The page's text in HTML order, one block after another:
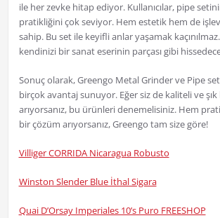
ile her zevke hitap ediyor. Kullanıcılar, pipe
pratikliğini çok seviyor. Hem estetik hem de
sahip. Bu set ile keyifli anlar yaşamak
kendinizi bir sanat eserinin parçası gibi
Sonuç olarak, Greengo Metal Grinder ve Pipe
birçok avantaj sunuyor. Eğer siz de kaliteli ve
arıyorsanız, bu ürünleri denemelisiniz. Hem
bir çözüm arıyorsanız, Greengo tam size göre!
Villiger CORRIDA Nicaragua Robusto
Winston Slender Blue İthal Sigara
Quai D’Orsay Imperiales 10’s Puro FREESHOP